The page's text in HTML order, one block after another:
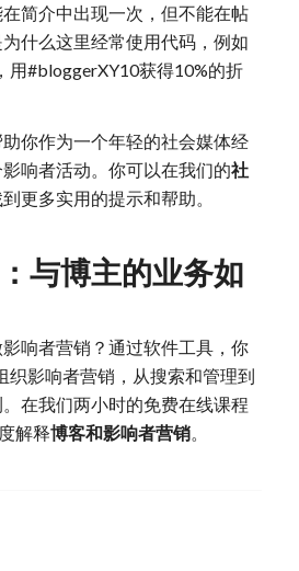
在简介中出现一次，但不能在帖
什么这里经常使用代码，例如
用#bloggerXY10获得10%的折
你作为一个年轻的社会媒体经
响者活动。你可以在我们的社
更多实用的提示和帮助。
与博主的业务如
响者营销？通过软件工具，你
织影响者营销，从搜索和管理到
在我们两小时的免费在线课程
解释博客和影响者营销。